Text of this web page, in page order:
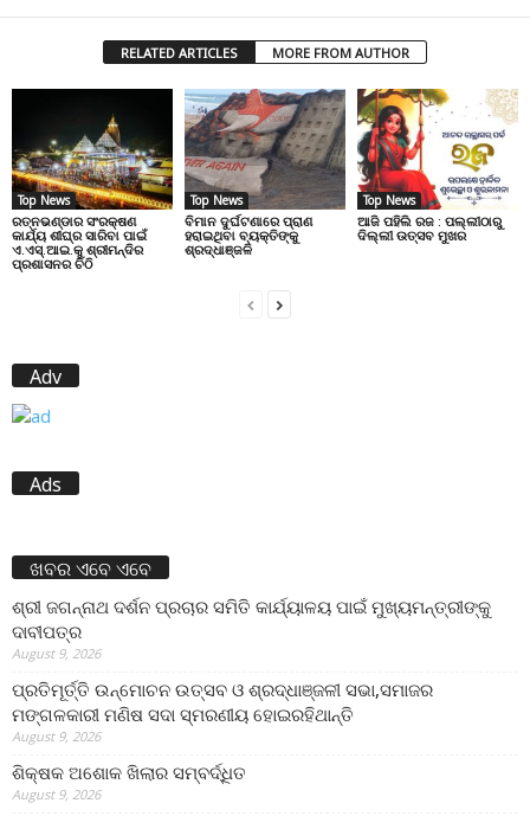
RELATED ARTICLES MORE FROM AUTHOR
Top News
ରତ୍ନଭଣ୍ଡାର ସଂରକ୍ଷଣ
କାର୍ଯ୍ୟ ଶୀଘ୍ର ସାରିବା ପାଇଁ
ଏ.ଏସ୍.ଆଇ.କୁ ଶ୍ରୀମନ୍ଦିର
ପ୍ରଶାସନର ଚିଠି
Top News
ବିମାନ ଦୁର୍ଘଟଣାରେ ପ୍ରାଣ
ହରାଇଥିବା ବ୍ୟକ୍ତିଙ୍କୁ
ଶ୍ରଦ୍ଧାଞ୍ଜଳି
Top News
ଆଜି ପହିଲି ରଜ : ପଲ୍ଲୀଠାରୁ
ଦିଲ୍ଲୀ ଉତ୍ସବ ମୁଖର
Adv
Ads
ଖବର ଏବେ ଏବେ
ଶ୍ରୀ ଜଗନ୍ନାଥ ଦର୍ଶନ ପ୍ରଚାର ସମିତି କାର୍ଯ୍ୟାଳୟ ପାଇଁ ମୁଖ୍ୟମନ୍ତ୍ରୀଙ୍କୁ
ଦାବୀପତ୍ର
August 9, 2026
ପ୍ରତିମୂର୍ତ୍ତି ଉନ୍ମୋଚନ ଉତ୍ସବ ଓ ଶ୍ରଦ୍ଧାଞ୍ଜଳୀ ସଭା,ସମାଜର
ମଙ୍ଗଳକାରୀ ମଣିଷ ସଦା ସ୍ମରଣୀୟ ହୋଇରହିଥାନ୍ତି
August 9, 2026
ଶିକ୍ଷକ ଅଶୋକ ଖିଲାର ସମ୍ବର୍ଦ୍ଧିତ
August 9, 2026